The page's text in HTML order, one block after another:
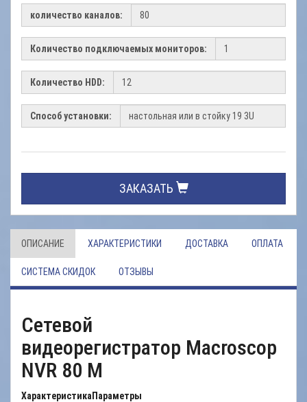
количество каналов:
Количество подключаемых мониторов:
Количество HDD:
Способ установки:
ЗАКАЗАТЬ
ОПИСАНИЕ ХАРАКТЕРИСТИКИ ДОСТАВКА ОПЛАТА
СИСТЕМА СКИДОК ОТЗЫВЫ
Сетевой
видеорегистратор Macroscop
NVR 80 M
Характеристика Параметры